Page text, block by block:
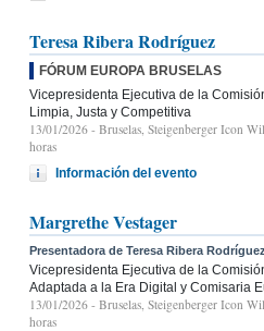
Teresa Ribera Rodríguez
FÓRUM EUROPA BRUSELAS
Vicepresidenta Ejecutiva de la
Limpia, Justa y Competitiva
13/01/2026 - Bruselas, Steigenberger Icon
horas
Información del evento
Margrethe Vestager
Presentadora de Teresa Ribera Rodríguez
Vicepresidenta Ejecutiva de la
Adaptada a la Era Digital y Comisaria
13/01/2026 - Bruselas, Steigenberger Icon
horas